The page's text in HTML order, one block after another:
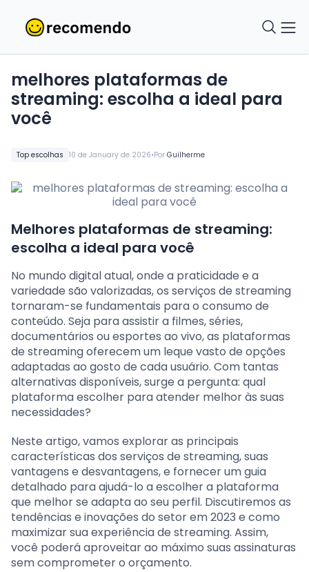
Top escolhas 10 de January de 2026•Por Guilherme
melhores plataformas de
streaming: escolha a ideal para
você
Melhores plataformas de streaming:
escolha a ideal para você
No mundo digital atual, onde a praticidade e a
variedade são valorizadas, os serviços de streaming
tornaram-se fundamentais para o consumo de
conteúdo. Seja para assistir a filmes, séries,
documentários ou esportes ao vivo, as plataformas
de streaming oferecem um leque vasto de opções
adaptadas ao gosto de cada usuário. Com tantas
alternativas disponíveis, surge a pergunta: qual
plataforma escolher para atender melhor às suas
necessidades?
Neste artigo, vamos explorar as principais
características dos serviços de streaming, suas
vantagens e desvantagens, e fornecer um guia
detalhado para ajudá-lo a escolher a plataforma
que melhor se adapta ao seu perfil. Discutiremos as
tendências e inovações do setor em 2023 e como
maximizar sua experiência de streaming. Assim,
você poderá aproveitar ao máximo suas assinaturas
sem comprometer o orçamento.